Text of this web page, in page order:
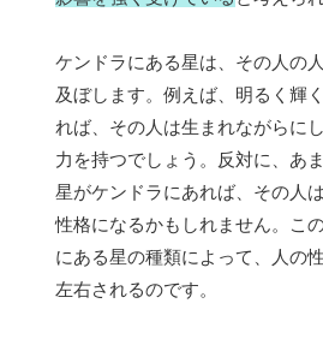
ケンドラにある星は、その人の
及ぼします。例えば、明るく輝
れば、その人は生まれながらに
力を持つでしょう。反対に、あ
星がケンドラにあれば、その人
性格になるかもしれません。こ
にある星の種類によって、人の
左右されるのです。